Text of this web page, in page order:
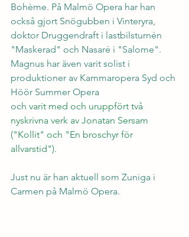
Bohème. På Malmö Opera har han
också gjort Snögubben i Vinteryra,
doktor Druggendraft i lastbilsturnén
"Maskerad" och Nasaré i "Salome".
Magnus har även varit solist i
produktioner av Kammaropera Syd och
Höör Summer Opera
och varit med och uruppfört två
nyskrivna verk av Jonatan Sersam
("Kollit" och "En broschyr för
allvarstid").
Just nu är han aktuell som Zuniga i
Carmen på Malmö Opera.